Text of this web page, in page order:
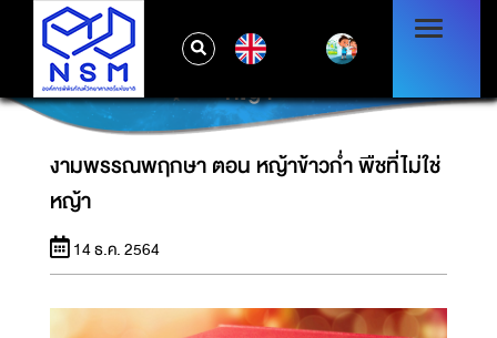
งามพรรณพฤกษา ตอน หญ้าข้าวก่ำ พืชที่ไม่ใช่
หญ้า
งามพรรณพฤกษา ตอน หญ้าข้าวก่ำ พืชที่ไม่ใช่
หญ้า
14 ธ.ค. 2564